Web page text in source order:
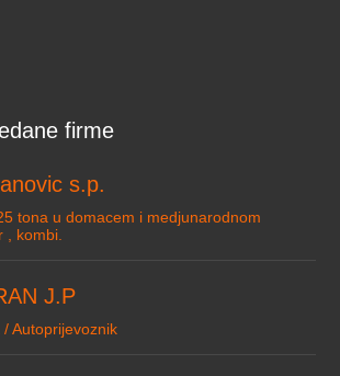
firme
s.p.
tona u domacem i medjunarodnom
, kombi.
J.P
Autoprijevoznik